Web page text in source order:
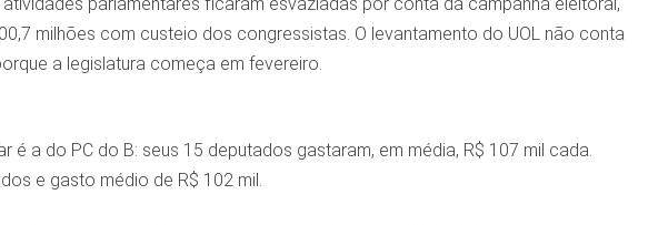
milhões com custeio dos congressistas. O levantamento do UOL não conta
a legislatura começa em fevereiro.
a do PC do B: seus 15 deputados gastaram, em média, R$ 107 mil cada.
e gasto médio de R$ 102 mil.